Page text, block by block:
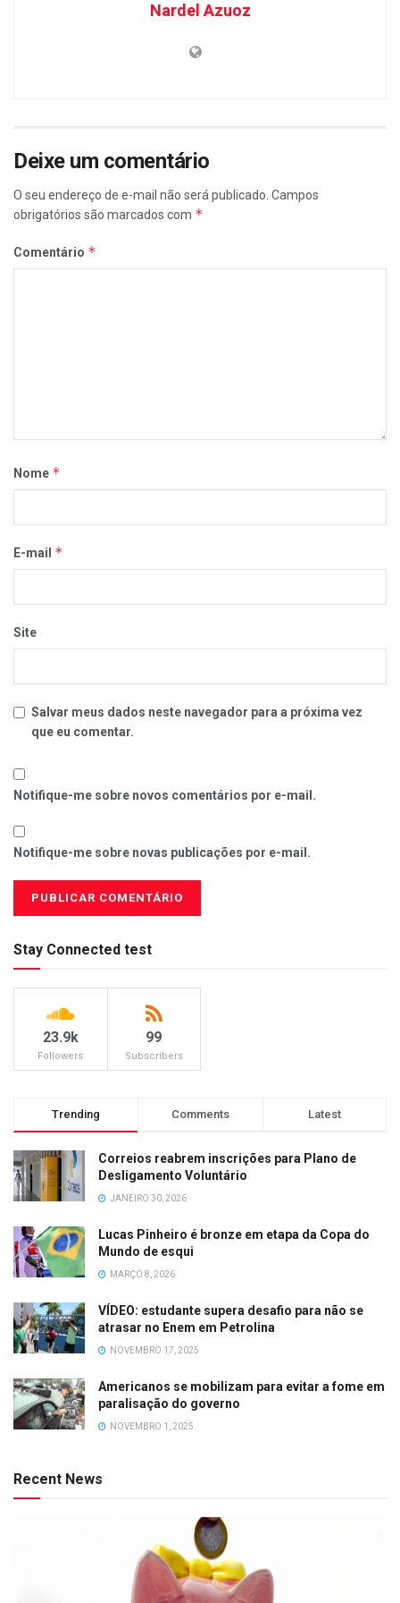
Nardel Azuoz
Deixe um comentário
O seu endereço de e-mail não será publicado. Campos
obrigatórios são marcados com *
Comentário *
Nome *
E-mail *
Site
Salvar meus dados neste navegador para a próxima vez
que eu comentar.
Notifique-me sobre novos comentários por e-mail.
Notifique-me sobre novas publicações por e-mail.
Stay Connected test
23.9k
Followers
99
Subscribers
Trending Comments Latest
Correios reabrem inscrições para Plano de
Desligamento Voluntário
JANEIRO 30, 2026
Lucas Pinheiro é bronze em etapa da Copa do
Mundo de esqui
MARÇO 8, 2026
VÍDEO: estudante supera desafio para não se
atrasar no Enem em Petrolina
NOVEMBRO 17, 2025
Americanos se mobilizam para evitar a fome em
paralisação do governo
NOVEMBRO 1, 2025
Recent News